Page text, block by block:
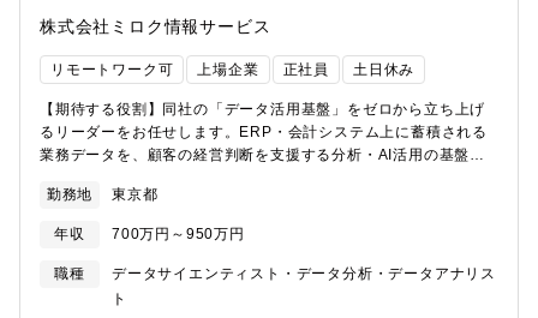
試験をパスした社員による資格対策の勉強会や特定技術について
掘り下げる勉強会が社員主導で開催され高めあえる環境です。
■AWSの認定資格については、取得奨励資格として、受験料（同
一資格2回まで）を会社費用とするほか、合格奨励金の支給を行っ
ています。また、過去に資格試験をパスした従業員による勉強会
の実施なども積極的に行っています。これらの制度を通じて、総
90%近くがAWS認定資格を所持しています。
株式会社ミロク情報サービス
リモートワーク可 上場企業 正社員 土日休み
【期待する役割】同社の「データ活用基盤」をゼロから立ち上げ
るリーダーをお任せします。ERP・会計システム上に蓄積される
業務データを、顧客の経営判断を支援する分析・AI活用の基盤へ
ータ活用基盤（DWH / データレイク）の整備■データパイプライ
ン（ETL / ELT）の設計・開発■ERP・会計システムを中心とした
社内データソースの統合・整備■分析用データマートの設計・整
備、関係者への提供■SQL / Python を用いた業務データの分析・
可視化■データ品質管理・データガバナンスの仕組みづくり■将来
勤務地 東京都
年収 700万円～950万円
職種
データサイエンティスト・データ分析・データアナリス
ト